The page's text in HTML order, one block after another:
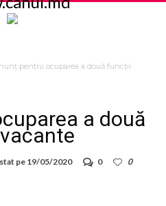
pentru ocuparea a două funcții
a două
pe 19/05/2020 0
0